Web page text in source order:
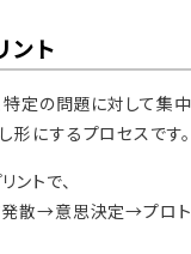
ント
特定の問題に対して集
形にするプロセスです。
トで、
散→意思決定→プロ